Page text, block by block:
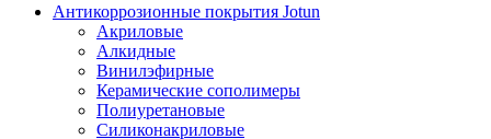
Антикоррозионные покрытия Jotun
Акриловые
Алкидные
Винилэфирные
Керамические сополимеры
Полиуретановые
Силиконакриловые